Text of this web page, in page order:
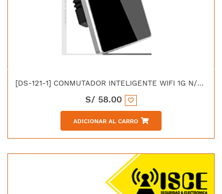
[DS-121-1] CONMUTADOR INTELIGENTE WIFI 1G N/N + L 100–240VAC 50/60Hz 600W COLOR NEGRO
S/ 58.00
ADICIONAR AL CARRO